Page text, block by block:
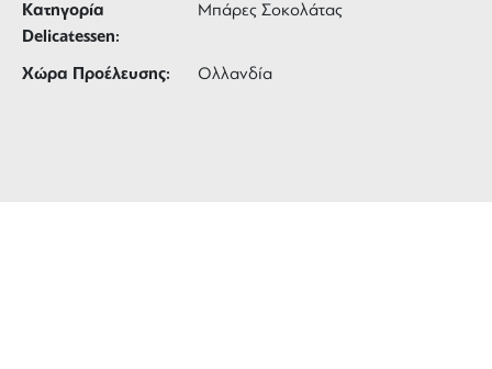
Κατηγορία
Delicatessen:
Μπάρες Σοκολάτας
Χώρα Προέλευσης: Ολλανδία